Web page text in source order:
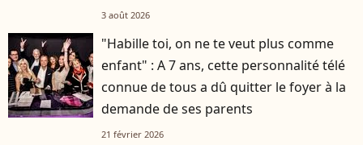
3 août 2026
"Habille toi, on ne te veut plus comme
enfant" : A 7 ans, cette personnalité télé
connue de tous a dû quitter le foyer à la
demande de ses parents
21 février 2026